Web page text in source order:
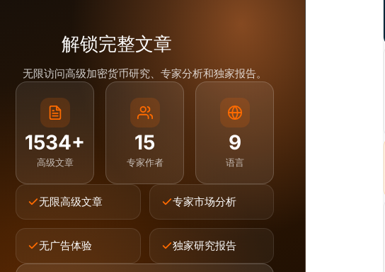
解锁完整文章
无限访问高级加密货币研究、专家分析和独家报告。
1534+
高级文章
15
专家作者
9
语言
无限高级文章 专家市场分析
无广告体验 独家研究报告